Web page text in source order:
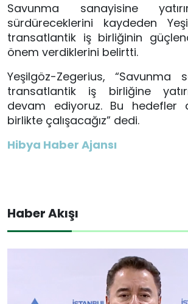
Savunma sanayisine
sürdüreceklerini kaydeden
transatlantik iş birliğinin
önem verdiklerini belirtti.
Yeşilgöz-Zegerius, “Savunma
transatlantik iş birliğine
devam ediyoruz. Bu hedefler
birlikte çalışacağız” dedi.
Hibya Haber Ajansı
Haber Akışı